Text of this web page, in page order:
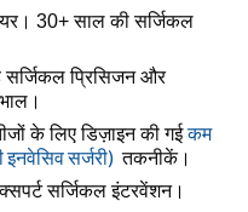
30+ साल की सर्जिकल
सर्जिकल प्रिसिजन और
के लिए डिज़ाइन की गईकम
इनवेसिवसर्जरी) तकनीकें।
सर्जिकल इंटरवेंशन।